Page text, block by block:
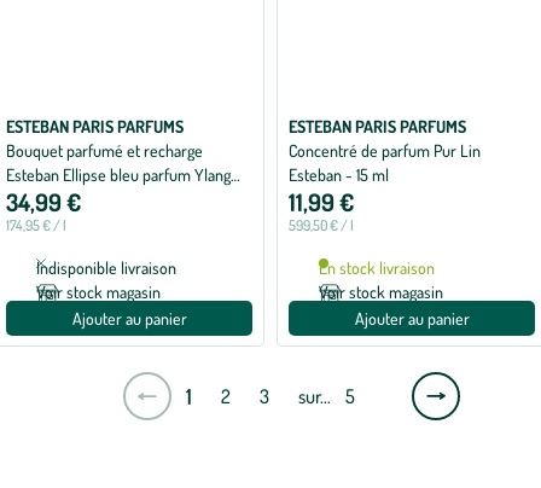
ESTEBAN PARIS PARFUMS
Bouquet parfumé et recharge
Esteban Ellipse bleu parfum Ylang
Ylang - 200 ml
34,99 €
174,95 € / l
Indisponible livraison
Voir stock magasin
Ajouter au panier
ESTEBAN PARIS PARFUMS
Concentré de parfum Pur Lin
Esteban - 15 ml
11,99 €
599,50 € / l
En stock livraison
Voir stock magasin
Ajouter au panier
1 2 3 sur… 5
Page
suivante